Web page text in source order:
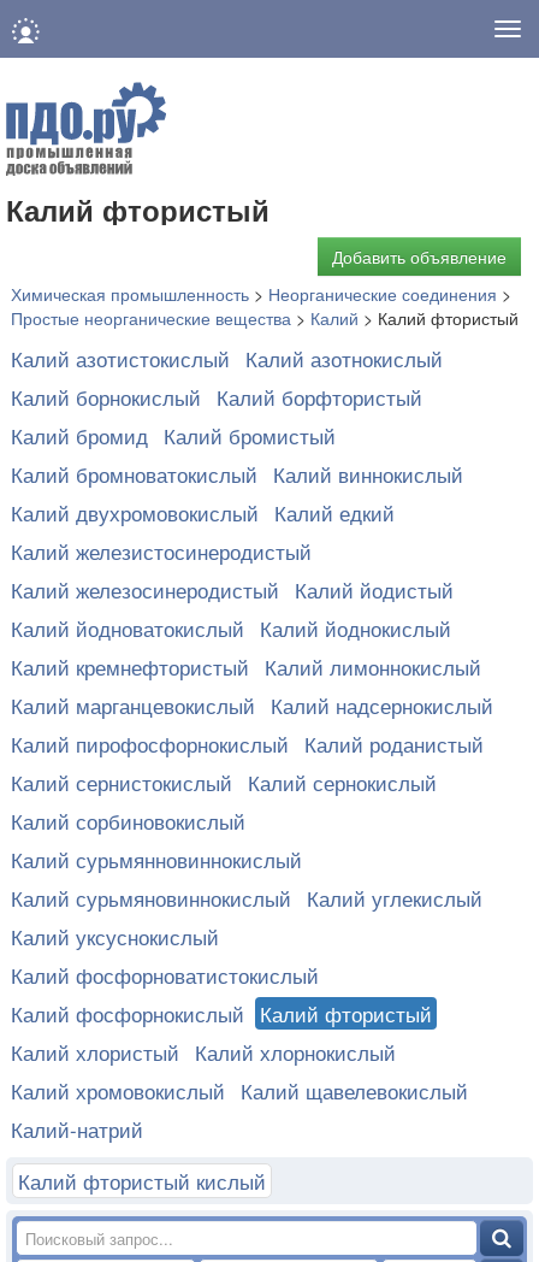
Калий фтористый
Добавить объявление
Химическая промышленность > Неорганические соединения >
Простые неорганические вещества > Калий > Калий фтористый
Калий азотистокислый Калий азотнокислый
Калий борнокислый Калий борфтористый
Калий бромид Калий бромистый
Калий бромноватокислый Калий виннокислый
Калий двухромовокислый Калий едкий
Калий железистосинеродистый
Калий железосинеродистый Калий йодистый
Калий йодноватокислый Калий йоднокислый
Калий кремнефтористый Калий лимоннокислый
Калий марганцевокислый Калий надсернокислый
Калий пирофосфорнокислый Калий роданистый
Калий сернистокислый Калий сернокислый
Калий сорбиновокислый
Калий сурьмянновиннокислый
Калий сурьмяновиннокислый Калий углекислый
Калий уксуснокислый
Калий фосфорноватистокислый
Калий фосфорнокислый Калий фтористый
Калий хлористый Калий хлорнокислый
Калий хромовокислый Калий щавелевокислый
Калий-натрий
Калий фтористый кислый